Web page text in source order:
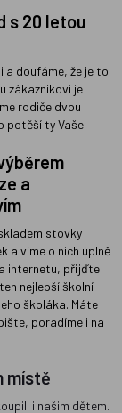
s 20 letou
a doufáme, že je to
zákazníkovi je
rodiče dvou
potěší ty Vaše.
a
stovky
a víme o nich úplně
internetu, přijďte
nejlepší školní
školáka. Máte
poradíme i na
místě
i našim dětem.